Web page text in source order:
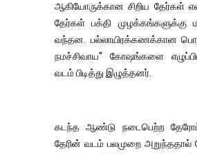
ஆகியோருக்கான சிறிய
தேர்கள் பக்தி முழக்கங்களுக்கு
வந்தன. பல்லாயிரக்கணக்கான
நமச்சிவாய" கோஷங்களை
வடம் பிடித்து இழுத்தனர்.
கடந்த ஆண்டு நடைபெற்ற
தேரின் வடம் பலமுறை அறுந்ததால்